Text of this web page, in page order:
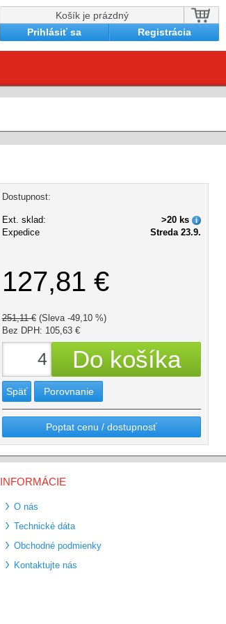
Košík je prázdný
Prihlásiť sa
Registrácia
Dostupnost:
Ext. sklad:
>20 ks
Expedice
Streda 23.9.
127,81 €
251,11 € (Sleva -49,10 %)
Bez DPH: 105,63 €
Späť Porovnanie
Poptat cenu / dostupnosť
INFORMÁCIE
O nás
Technické dáta
Obchodné podmienky
Kontaktujte nás